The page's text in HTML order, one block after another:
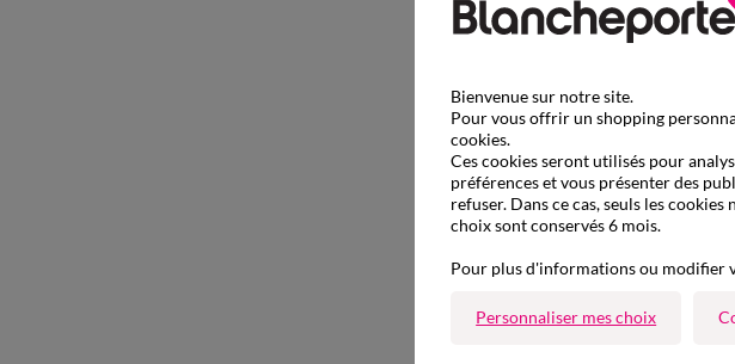
Bienvenue sur notre site.
Pour vous offrir un shopping
cookies.
Ces cookies seront utilisés pour
préférences et vous présenter des
refuser. Dans ce cas, seuls les
choix sont conservés 6 mois.
Pour plus d'informations ou modifier
Personnaliser mes choix